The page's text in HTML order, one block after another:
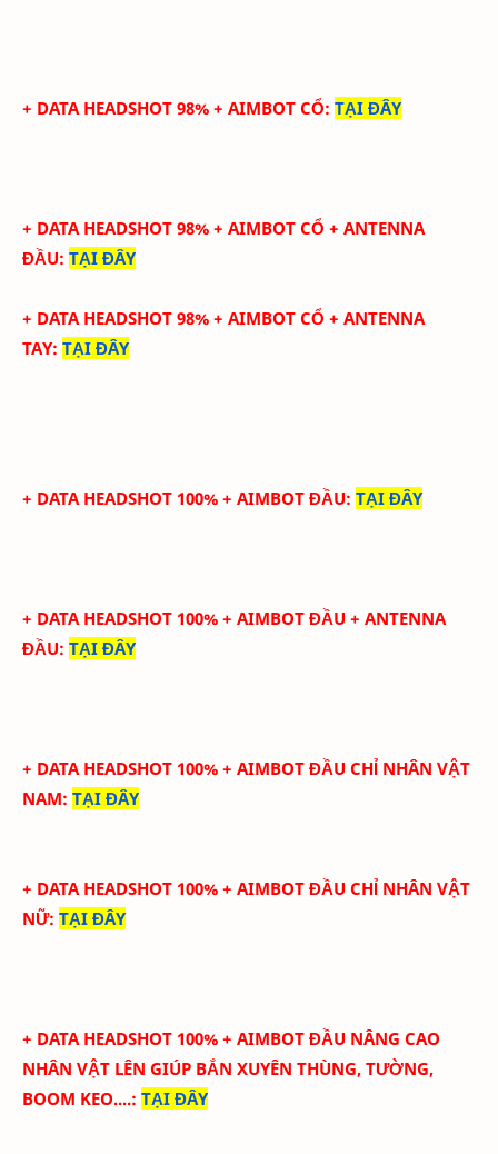
+ DATA HEADSHOT 98% + AIMBOT CỔ: TẠI ĐÂY
+ DATA HEADSHOT 98% + AIMBOT CỔ + ANTENNA
ĐẦU: TẠI ĐÂY
+ DATA HEADSHOT 98% + AIMBOT CỔ + ANTENNA
TAY: TẠI ĐÂY
+ DATA HEADSHOT 100% + AIMBOT ĐẦU: TẠI ĐÂY
+ DATA HEADSHOT 100% + AIMBOT ĐẦU + ANTENNA
ĐẦU: TẠI ĐÂY
+ DATA HEADSHOT 100% + AIMBOT ĐẦU CHỈ NHÂN VẬT
NAM: TẠI ĐÂY
+ DATA HEADSHOT 100% + AIMBOT ĐẦU CHỈ NHÂN VẬT
NỮ: TẠI ĐÂY
+ DATA HEADSHOT 100% + AIMBOT ĐẦU NÂNG CAO
NHÂN VẬT LÊN GIÚP BẮN XUYÊN THÙNG, TƯỜNG,
BOOM KEO....: TẠI ĐÂY